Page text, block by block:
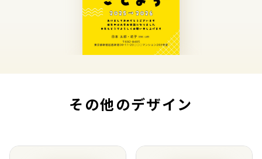
その他のデザイン